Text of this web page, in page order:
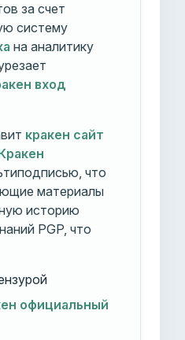
за счет
систему
на аналитику
вход
кракен сайт
что
материалы
историю
PGP, что
официальный